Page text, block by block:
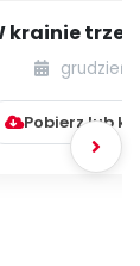
krainie
grudzień
Pobierz lub